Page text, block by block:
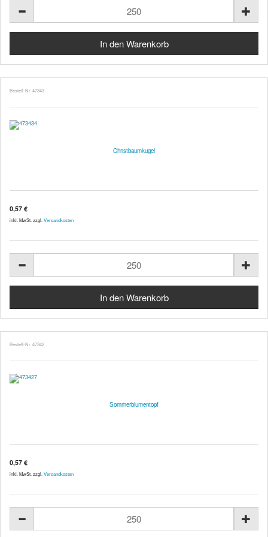
Bestell-Nr. 47343
Christbaumkugel
0,57 €
inkl. MwSt. zzgl. Versandkosten
Bestell-Nr. 47342
Sommerblumentopf
0,57 €
inkl. MwSt. zzgl. Versandkosten